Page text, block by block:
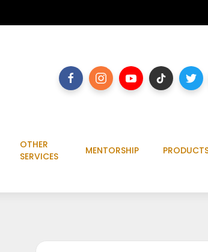
OTHER
SERVICES
MENTORSHIP